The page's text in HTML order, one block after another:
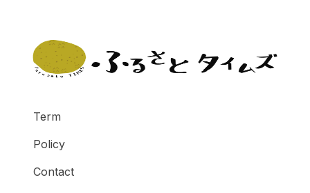
Term
Policy
Contact